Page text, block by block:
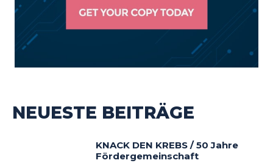
NEUESTE BEITRÄGE
KNACK DEN KREBS / 50 Jahre
Fördergemeinschaft